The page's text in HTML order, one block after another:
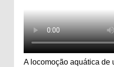
A locomoção aquática de